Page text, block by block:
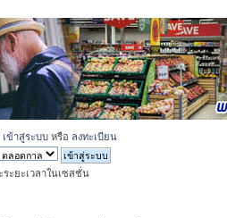
เข้าสู่ระบบ หรือ ลงทะเบียน
ะยะเวลาในเซสชั่น